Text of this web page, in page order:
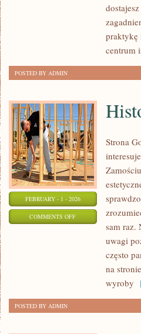
TERMICZNA
AKUSTYCZNApraktykę
centrum
POSTED BY ADMIN
FEBRUARY - 1 - 2026
COMMENTS OFFON
Strona
sam raz.
uwagi
często
na
wyroby
POSTED BY ADMIN